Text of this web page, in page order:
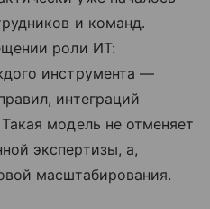
и команд.
роли ИТ:
инструмента —
интеграций
модель не отменяет
экспертизы, а,
масштабирования.